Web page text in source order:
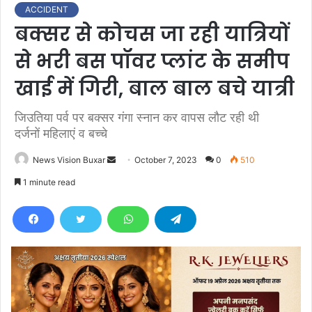
ACCIDENT
बक्सर से कोचस जा रही यात्रियों
से भरी बस पॉवर प्लांट के समीप
खाई में गिरी, बाल बाल बचे यात्री
जिउतिया पर्व पर बक्सर गंगा स्नान कर वापस लौट रही थी
दर्जनों महिलाएं व बच्चे
News Vision Buxar
d
e
m
a
October 7, 2023 0 510
1 minute read